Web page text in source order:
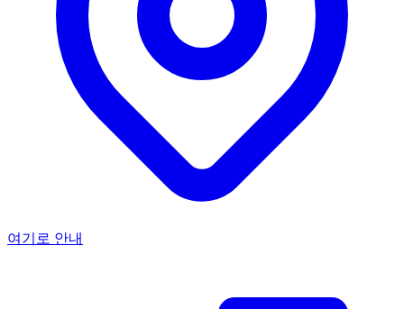
여기로 안내